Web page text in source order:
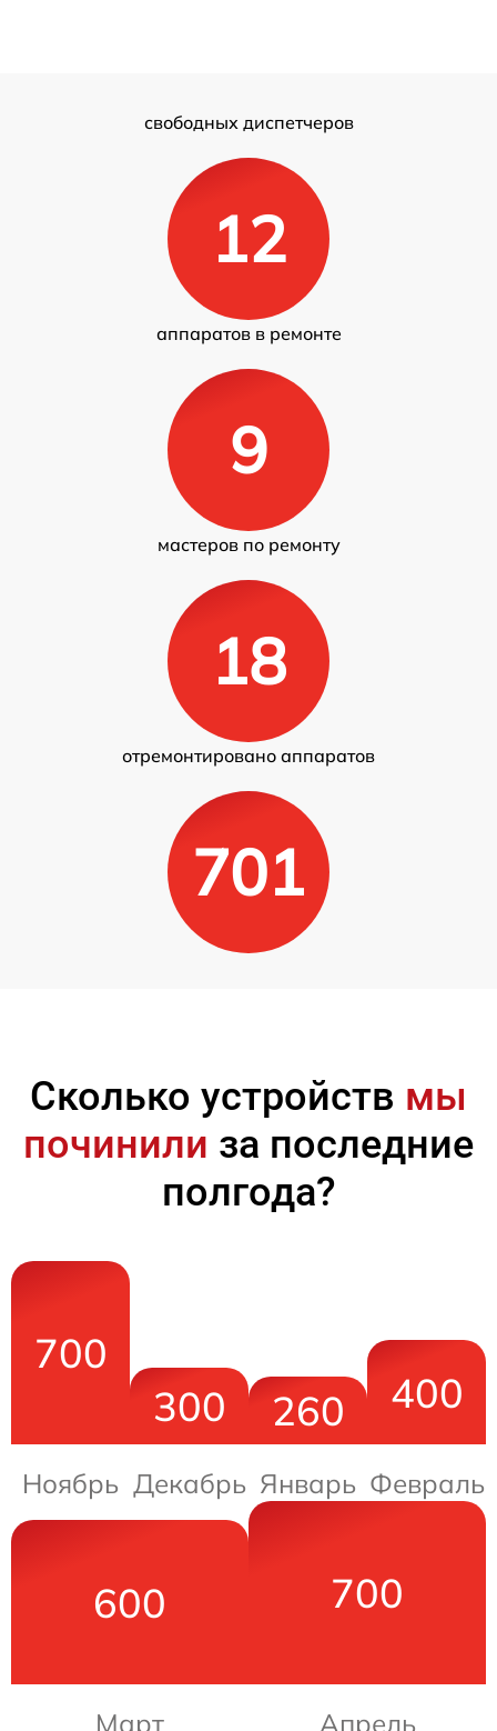
свободных диспетчеров
12
аппаратов в ремонте
9
мастеров по ремонту
18
отремонтировано аппаратов
701
Сколько устройств мы
починили за последние
полгода?
700
Ноябрь
300
Декабрь
260
Январь
400
Февраль
600
Март
700
Апрель